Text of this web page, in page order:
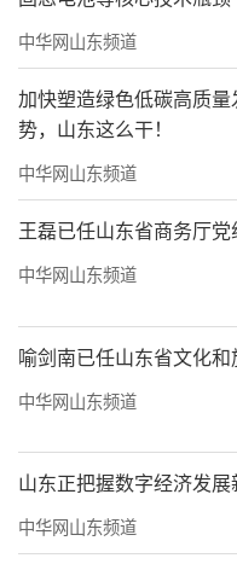
中华网山东频道
加快塑造绿色低碳高质
势，山东这么干！
中华网山东频道
王磊已任山东省商务厅
中华网山东频道
喻剑南已任山东省文化
中华网山东频道
山东正把握数字经济发
中华网山东频道